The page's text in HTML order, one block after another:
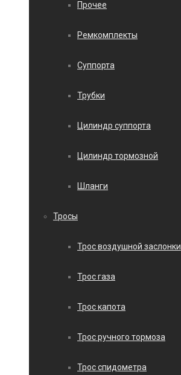
Прочее
Ремкомплекты
Суппорта
Трубки
Цилиндр суппорта
Цилиндр тормозной
Шланги
Тросы
Трос воздушной заслонки
Трос газа
Трос капота
Трос ручного тормоза
Трос спидометра